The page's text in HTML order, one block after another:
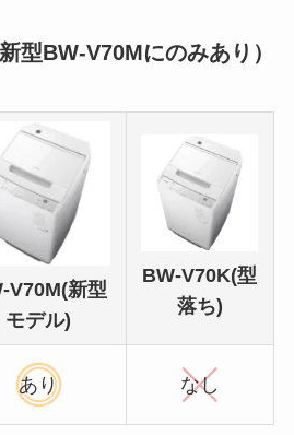
型BW-V70Mにのみあり）
V70M(新型
モデル)
BW-V70K(型
落ち)
あり なし